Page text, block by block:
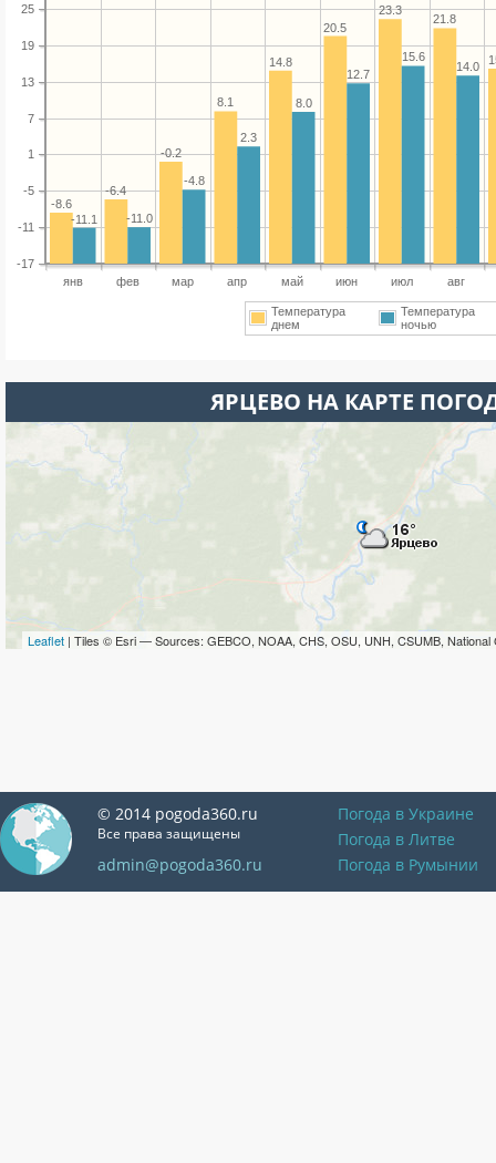
янв фев мар апр май июн июл авг
-17
-11
-5
1
7
13
19
25
21.8
23.3
20.5
14.8
8.1
-0.2
-6.4
-8.6
14.0
15.6
12.7
8.0
2.3
-4.8
-11.0
-11.1
Температура
днем
Температура
ночью
ЯРЦЕВО НА КАРТЕ
Leaflet | Tiles © Esri — Sources: GEBCO, NOAA, CHS, OSU, UNH, CSUMB, National
© 2014 pogoda360.ru
Все права защищены
admin@pogoda360.ru
Погода в Украине
Погода в Литве
Погода в Румынии